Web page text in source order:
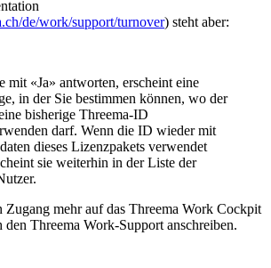
de/work/support/turnover) steht aber:
mit «Ja» antworten, erscheint eine
in der Sie bestimmen können, wo der
bisherige Threema-ID
darf. Wenn die ID wieder mit
dieses Lizenzpakets verwendet
sie weiterhin in der Liste der
Zugang mehr auf das Threema Work Cockpit
den Threema Work-Support anschreiben.